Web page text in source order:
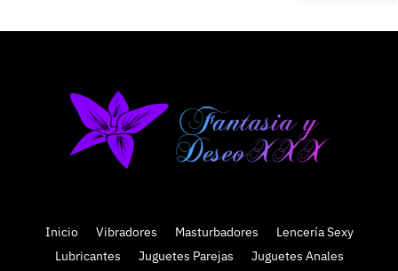
Inicio Vibradores Masturbadores
Lencería Sexy
Lubricantes
Juguetes Parejas Juguetes Anales